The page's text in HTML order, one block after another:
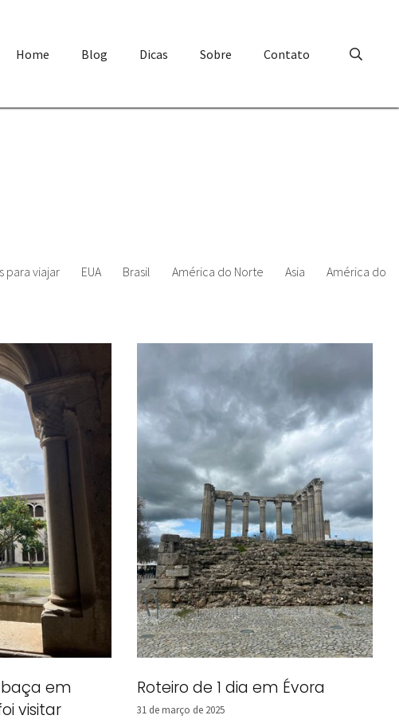
Home Blog Dicas Sobre Contato
para viajar EUA Brasil América do Norte Asia América do
em
visitar
Roteiro de 1 dia em Évora
31 de março de 2025